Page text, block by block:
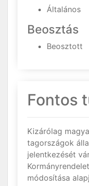
Általános
Beosztás
Beosztott
Fontos
Kizárólag
tagországok
jelentkezését
módosítása